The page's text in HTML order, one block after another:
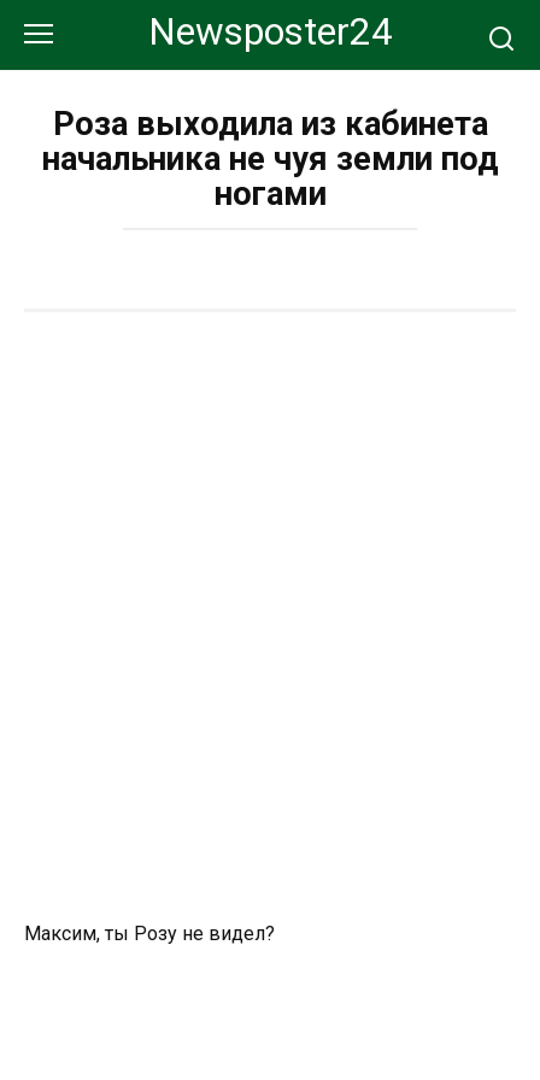
контенту
Newsposter24
Роза выходила из кабинета
начальника не чуя земли под
ногами
Максим, ты Розу не видел?